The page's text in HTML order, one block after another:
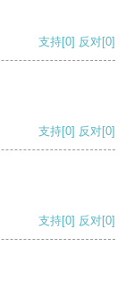
支持[0] 反对[0]
支持[0] 反对[0]
支持[0] 反对[0]